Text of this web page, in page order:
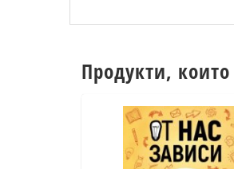
Продукти,